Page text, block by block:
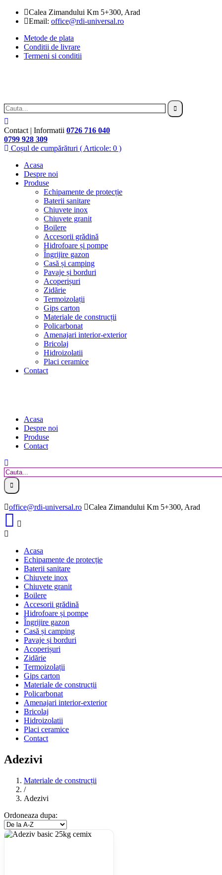
Calea Zimandului Km 5+300, Arad
Email: office@rdi-universal.ro
Metode de plata
Conditii de livrare
Termeni si conditii
Contact | Informatii 0726 716 040
0799 928 309
Coșul de cumpărături ( Articole: 0 )
Acasa
Despre noi
Produse
Echipamente de protecție
Baterii sanitare
Chiuvete inox
Chiuvete granit
Boilere
Accesorii grădină
Hidrofoare și pompe
Îngrijire gazon
Casă și camping
Pavaje și borduri
Acoperișuri
Zidărie
Termoizolații
Gips carton
Materiale de construcții
Policarbonat
Amenajari interior-exterior
Bricolaj
Hidroizolatii
Placi ceramice
Contact
Acasa
Despre noi
Produse
Contact
office@rdi-universal.ro Calea Zimandului Km 5+300, Arad
Acasa
Echipamente de protecție
Baterii sanitare
Chiuvete inox
Chiuvete granit
Boilere
Accesorii grădină
Hidrofoare și pompe
Îngrijire gazon
Casă și camping
Pavaje și borduri
Acoperișuri
Zidărie
Termoizolații
Gips carton
Materiale de construcții
Policarbonat
Amenajari interior-exterior
Bricolaj
Hidroizolatii
Placi ceramice
Contact
Adezivi
Materiale de construcții
/
Adezivi
Ordoneaza dupa: